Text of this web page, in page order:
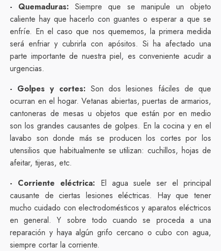
- Quemaduras: Siempre que se manipule un objeto
caliente hay que hacerlo con guantes o esperar a que se
enfríe. En el caso que nos quememos, la primera medida
será enfriar y cubrirla con apósitos. Si ha afectado una
parte importante de nuestra piel, es conveniente acudir a
urgencias.
- Golpes y cortes: Son dos lesiones fáciles de que
ocurran en el hogar. Vetanas abiertas, puertas de armarios,
cantoneras de mesas u objetos que están por en medio
son los grandes causantes de golpes. En la cocina y en el
lavabo son donde más se producen los cortes por los
utensilios que habitualmente se utilizan: cuchillos, hojas de
afeitar, tijeras, etc.
- Corriente eléctrica: El agua suele ser el principal
causante de ciertas lesiones eléctricas. Hay que tener
mucho cuidado con electrodomésticos y aparatos eléctricos
en general. Y sobre todo cuando se proceda a una
reparación y haya algún grifo cercano o cubo con agua,
siempre cortar la corriente.